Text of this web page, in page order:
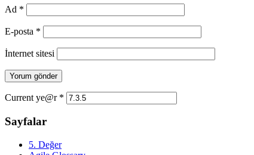
Ad *
E-posta *
İnternet sitesi
Current ye@r *
Sayfalar
5. Değer